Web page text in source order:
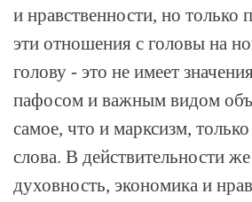
и нравственности, но только
эти отношения с головы на
голову - это не имеет
пафосом и важным видом
самое, что и марксизм,
слова. В действительности
духовность, экономика и